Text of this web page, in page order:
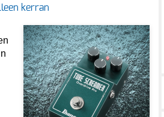
kerran